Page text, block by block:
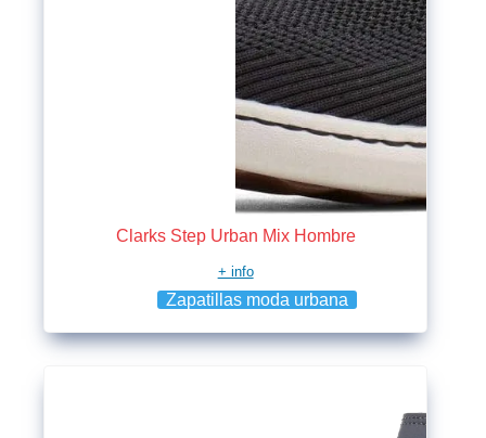
Clarks Step Urban Mix Hombre
+ info
Zapatillas moda urbana